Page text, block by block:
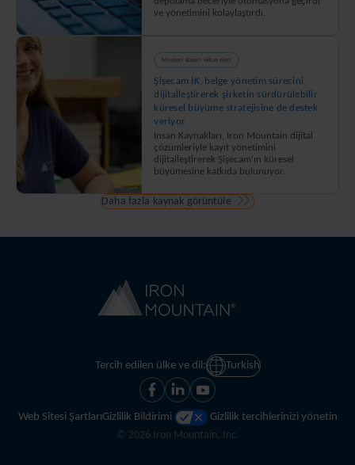
ve yönetimini kolaylaştırdı.
Müşteri Başarı Hikayeleri
Şişecam İK, belge yönetim sürecini
dijitalleştirerek şirketin sürdürülebilir
küresel büyüme stratejisine de destek
veriyor
İnsan Kaynakları, Iron Mountain dijital
çözümleriyle kayıt yönetimini
dijitalleştirerek Şişecam'ın küresel
büyümesine katkıda bulunuyor.
Daha fazla kaynak görüntüle
Tercih edilen ülke ve dil: Turkish
Web Sitesi ŞartlarıGizlilik Bildirimi
Gizlilik tercihlerinizi yönetin
© 2026 Iron Mountain, Inc.